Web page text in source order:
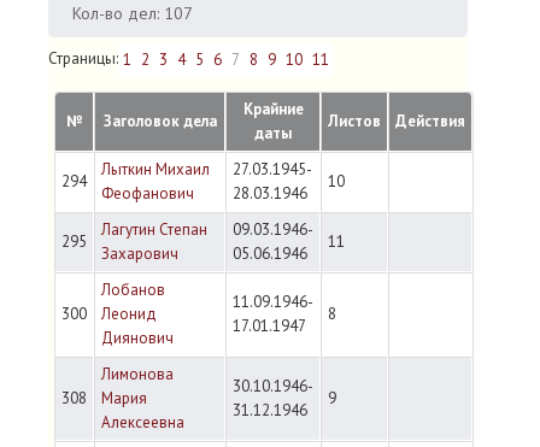
Кол-во дел: 107
Страницы: 1 2 3 4 5 6 7 8 9 10 11
№ Заголовок дела
Крайние
даты
Листов Действия
294
Лыткин Михаил
Феофанович
27.03.1945-
28.03.1946
10
295
Лагутин Степан
Захарович
09.03.1946-
05.06.1946
11
300
Лобанов
Леонид
Диянович
11.09.1946-
17.01.1947
8
308
Лимонова
Мария
Алексеевна
30.10.1946-
31.12.1946
9